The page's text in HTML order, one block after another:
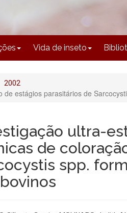
Vida de inseto
2002
estágios parasitários de
ultra-
de
spp.